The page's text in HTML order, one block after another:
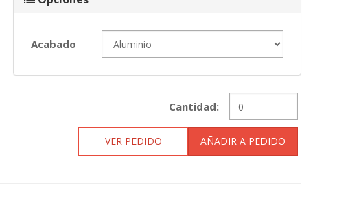
Acabado
Cantidad:
VER PEDIDO AÑADIR A PEDIDO